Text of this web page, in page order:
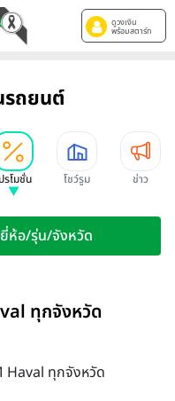
ดูวงเงิน
พร้อมสตาร์ท
รถยนต์
รโมชั่น โชว์รูม ข่าว
ห้อ/รุ่น/จังหวัด
ทุกจังหวัด
Haval ทุกจังหวัด